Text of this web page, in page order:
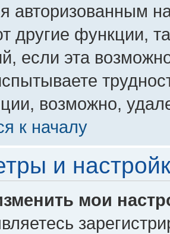
авторизованным
другие функции,
если эта
возможно,
к началу
и
мои